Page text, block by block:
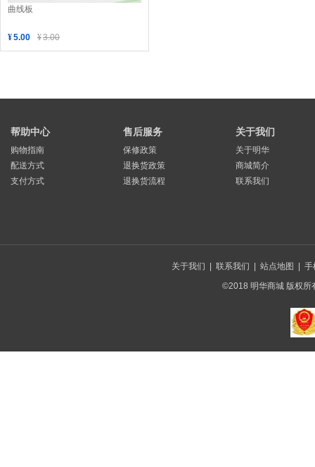
曲线板
¥5.00 ¥3.00
帮助中心
购物指南
配送方式
支付方式
售后服务
保修政策
退换货政策
退换货流程
关于我们
关于明华
商城简介
联系我们
关于我们 联系我们 站点地图
手
©2018 明华商城 版权所